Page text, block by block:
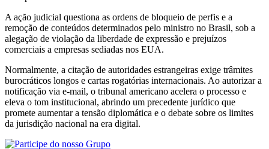
A ação judicial questiona as ordens de bloqueio de perfis e a
remoção de conteúdos determinados pelo ministro no Brasil, sob a
alegação de violação da liberdade de expressão e prejuízos
comerciais a empresas sediadas nos EUA.
Normalmente, a citação de autoridades estrangeiras exige trâmites
burocráticos longos e cartas rogatórias internacionais. Ao autorizar a
notificação via e-mail, o tribunal americano acelera o processo e
eleva o tom institucional, abrindo um precedente jurídico que
promete aumentar a tensão diplomática e o debate sobre os limites
da jurisdição nacional na era digital.